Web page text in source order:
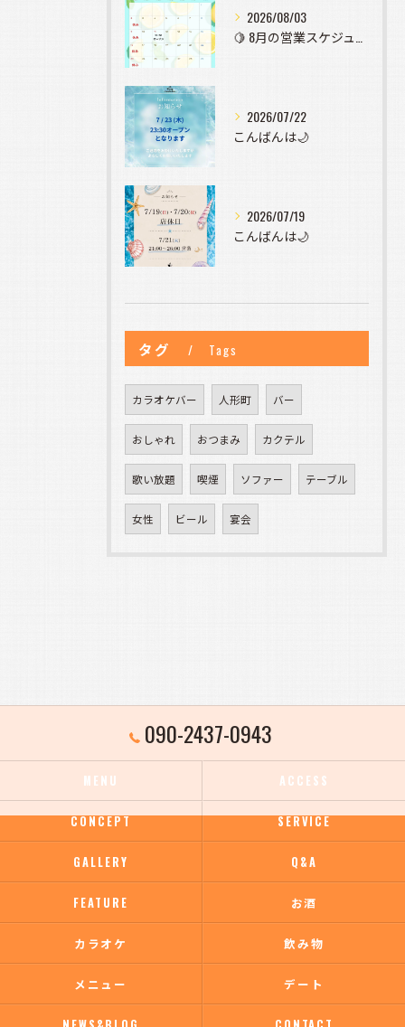
2026/08/03
2026/07/22
こんばんは🌙
2026/07/19
こんばんは🌙
タグ Tags
カラオケバー 人形町 バー
おしゃれ おつまみ カクテル
歌い放題 喫煙 ソファー テーブル
女性 ビール 宴会
090-2437-0943
MENU ACCESS
CONCEPT SERVICE
GALLERY Q&A
FEATURE お酒
カラオケ 飲み物
メニュー デート